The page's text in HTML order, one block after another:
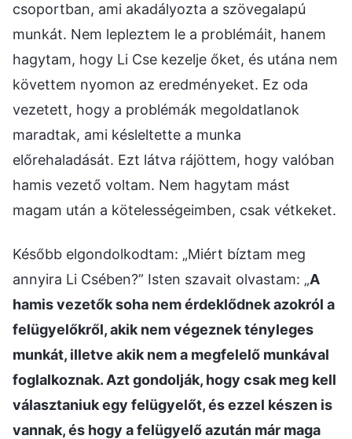
csoportban, ami akadályozta a szövegalapú
munkát. Nem lepleztem le a problémáit, hanem
hagytam, hogy Li Cse kezelje őket, és utána nem
követtem nyomon az eredményeket. Ez oda
vezetett, hogy a problémák megoldatlanok
maradtak, ami késleltette a munka
előrehaladását. Ezt látva rájöttem, hogy valóban
hamis vezető voltam. Nem hagytam mást
magam után a kötelességeimben, csak vétkeket.
Később elgondolkodtam: „Miért bíztam meg
annyira Li Csében?” Isten szavait olvastam: „A
hamis vezetők soha nem érdeklődnek azokról a
felügyelőkről, akik nem végeznek tényleges
munkát, illetve akik nem a megfelelő munkával
foglalkoznak. Azt gondolják, hogy csak meg kell
választaniuk egy felügyelőt, és ezzel készen is
vannak, és hogy a felügyelő azután már maga